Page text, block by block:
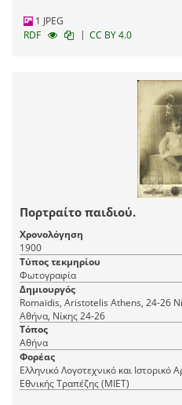
1 JPEG
RDF
| CC BY 4.0
Πορτραίτο παιδιού.
Χρονολόγηση
1900
Τύπος τεκμηρίου
Φωτογραφία
Δημιουργός
Romaїdis, Aristotelis Athens, 24-26 Nikis Str., Ρωμαΐδης, Αριστοτέλης
Αθήνα, Νίκης 24-26
Τόπος
Αθήνα
Φορέας
Ελληνικό Λογοτεχνικό και
Εθνικής Τραπέζης (ΜΙΕΤ)